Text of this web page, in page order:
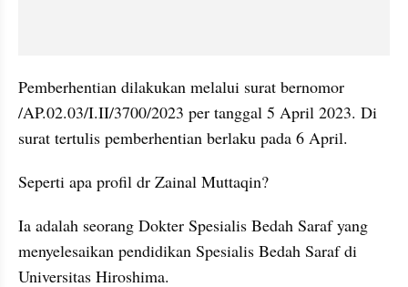
Pemberhentian dilakukan melalui surat bernomor
/AP.02.03/I.II/3700/2023 per tanggal 5 April 2023. Di
surat tertulis pemberhentian berlaku pada 6 April.
Seperti apa profil dr Zainal Muttaqin?
Ia adalah seorang Dokter Spesialis Bedah Saraf yang
menyelesaikan pendidikan Spesialis Bedah Saraf di
Universitas Hiroshima.